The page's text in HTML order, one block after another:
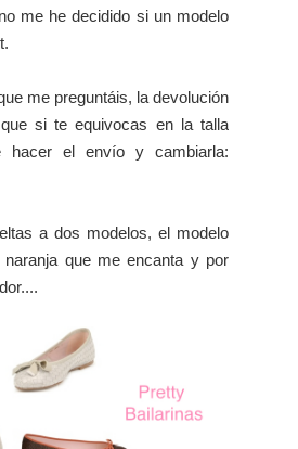
me he decidido si un modelo
me preguntáis, la devolución
si te equivocas en la talla
hacer el envío y cambiarla:
a dos modelos, el modelo
que me encanta y por